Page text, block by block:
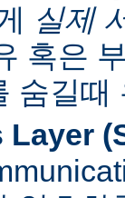
실제
혹은
숨길때
Layer